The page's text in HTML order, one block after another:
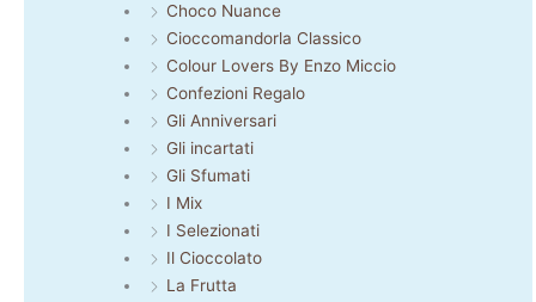
Choco Nuance
Cioccomandorla Classico
Colour Lovers By Enzo Miccio
Confezioni Regalo
Gli Anniversari
Gli incartati
Gli Sfumati
I Mix
I Selezionati
Il Cioccolato
La Frutta